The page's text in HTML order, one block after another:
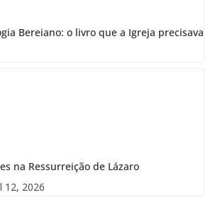
Bereiano: o livro que a Igreja precisava
na Ressurreição de Lázaro
12, 2026